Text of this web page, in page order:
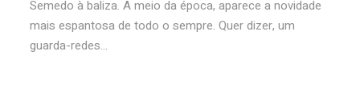
Semedo à baliza. A meio da época, aparece a novidade
mais espantosa de todo o sempre. Quer dizer, um
guarda-redes...